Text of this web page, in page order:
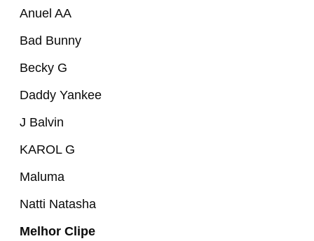
Anuel AA
Bad Bunny
Becky G
Daddy Yankee
J Balvin
KAROL G
Maluma
Natti Natasha
Melhor Clipe